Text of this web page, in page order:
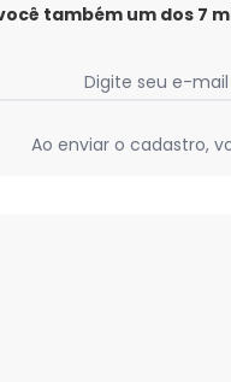
também um dos 7
Digite seu e-mail
Ao enviar o cadastro,